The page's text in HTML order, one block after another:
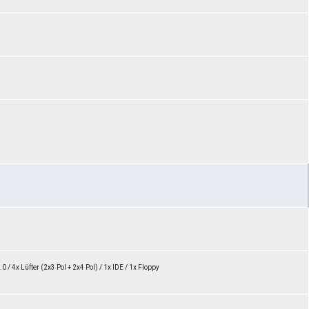
/ 4x Lüfter (2x3 Pol + 2x4 Pol) / 1x IDE / 1x Floppy